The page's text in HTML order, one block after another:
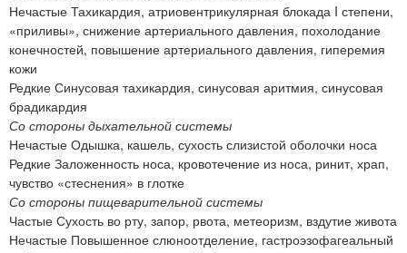
Нечастые Тахикардия, атриовентрикулярная блокада I степени,
«приливы», снижение артериального давления, похолодание
конечностей, повышение артериального давления, гиперемия
кожи
Редкие Синусовая тахикардия, синусовая аритмия, синусовая
брадикардия
Со стороны дыхательной системы
Нечастые Одышка, кашель, сухость слизистой оболочки носа
Редкие Заложенность носа, кровотечение из носа, ринит, храп,
чувство «стеснения» в глотке
Со стороны пищеварительной системы
Частые Сухость во рту, запор, рвота, метеоризм, вздутие живота
Нечастые Повышенное слюноотделение, гастроэзофагеальный